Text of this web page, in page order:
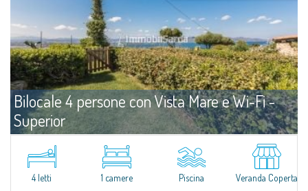
Bilocale 4 persone con Vista Mare e Wi-Fi -
Superior
Capo Ceraso Affitto
Completamente rinnovati e dotati di tutti i comfort, le tipologie
SUPERIOR in affitto offrono ampi spazi sia interni che esterni, dotati di
grandi aperture per donare il massimo della luce e dell'aria fresca...
4 letti 1 camere Piscina Veranda Coperta